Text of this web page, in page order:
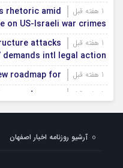
rhetoric amid
on US-Israeli war crimes
attacks
demands intl legal action
roadmap for
says
fate: 2026 Asian games
آرشیو روزنامه اخبار اصفهان